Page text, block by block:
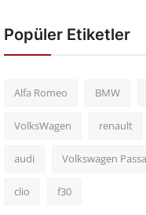
Popüler Etiketler
Alfa Romeo BMW
VolksWagen renault
audi Volkswagen
clio f30